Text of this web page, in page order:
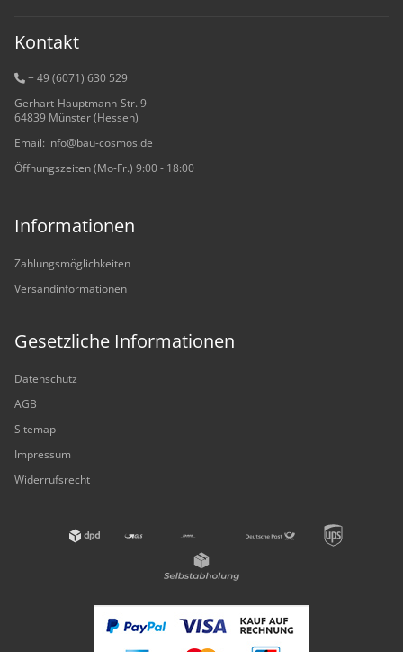
Kontakt
+ 49 (6071) 630 529
Gerhart-Hauptmann-Str. 9
64839 Münster (Hessen)
Email: info@bau-cosmos.de
Öffnungszeiten (Mo-Fr.) 9:00 - 18:00
Informationen
Zahlungsmöglichkeiten
Versandinformationen
Gesetzliche Informationen
Datenschutz
AGB
Sitemap
Impressum
Widerrufsrecht